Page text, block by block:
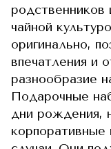
родственников
чайной
оригинально,
впечатления и
разнообразие
Подарочные
дни рождения,
корпоративные